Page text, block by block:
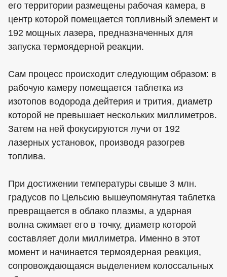
его территории размещены рабочая камера, в
центр которой помещается топливный элемент и
192 мощных лазера, предназначенных для
запуска термоядерной реакции.
Сам процесс происходит следующим образом: в
рабочую камеру помещается таблетка из
изотопов водорода дейтерия и трития, диаметр
которой не превышает нескольких миллиметров.
Затем на ней фокусируются лучи от 192
лазерных установок, производя разогрев
топлива.
При достижении температуры свыше 3 млн.
градусов по Цельсию вышеупомянутая таблетка
превращается в облако плазмы, а ударная
волна сжимает его в точку, диаметр которой
составляет доли миллиметра. Именно в этот
момент и начинается термоядерная реакция,
сопровождающаяся выделением колоссальных